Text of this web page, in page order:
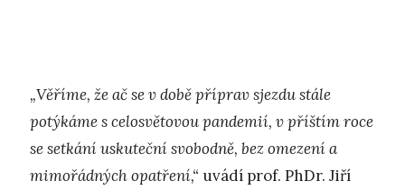
„Věříme, že ač se v době příprav sjezdu stále
potýkáme s celosvětovou pandemií, v příštím roce
se setkání uskuteční svobodně, bez omezení a
mimořádných opatření,“ uvádí prof. PhDr. Jiří